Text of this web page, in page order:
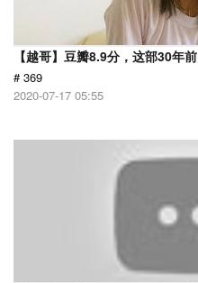
【越哥】豆瓣8.9分，这部30年
# 369
2020-07-17 05:55